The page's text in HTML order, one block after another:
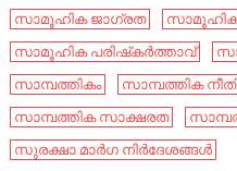
സാമൂഹിക ജാഗ്രത
സാമൂഹിക
സാമൂഹിക പരിഷ്‌കര്‍ത്താവ്
സാമ്പത്തികം
സാമ്പത്തിക
സാമ്പത്തിക സാക്ഷരത
സുരക്ഷാ മാർഗ നിർദേശങ്ങൾ